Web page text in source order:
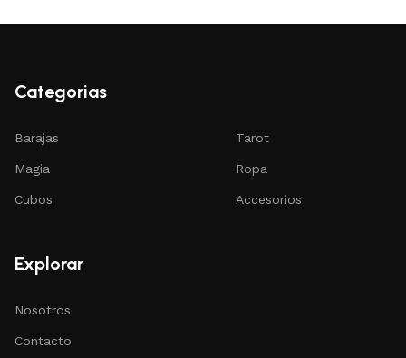
Categorias
Barajas
Magia
Cubos
Tarot
Ropa
Accesorios
Explorar
Nosotros
Contacto